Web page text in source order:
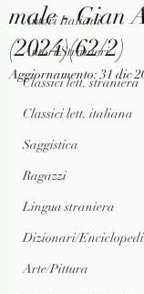
Autori Italiani
Autori Stranieri
Classici lett. straniera
Classici lett. italiana
Saggistica
Ragazzi
Lingua straniera
Dizionari/
Arte/Pittura
male - Gian
(2024)(62/2)
Aggiornamento:31 dic